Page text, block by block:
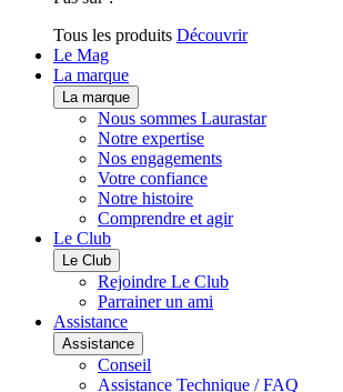
Tous les produits Découvrir
Le Mag
La marque
La marque
Nous sommes Laurastar
Notre expertise
Nos engagements
Votre confiance
Notre histoire
Comprendre et agir
Le Club
Le Club
Rejoindre Le Club
Parrainer un ami
Assistance
Assistance
Conseil
Assistance Technique / FAQ